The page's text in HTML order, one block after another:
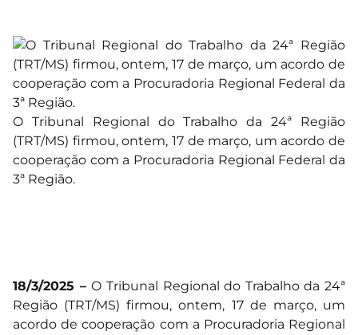
O Tribunal Regional do Trabalho da 24ª Região
(TRT/MS) firmou, ontem, 17 de março, um acordo de
cooperação com a Procuradoria Regional Federal da
3ª Região.
18/3/2025 –O Tribunal Regional do Trabalho da 24ª
Região (TRT/MS) firmou, ontem, 17 de março, um
acordo de cooperação com a Procuradoria Regional